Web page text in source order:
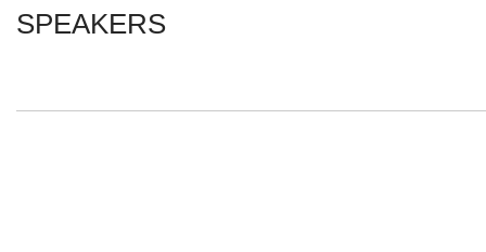
SPEAKERS